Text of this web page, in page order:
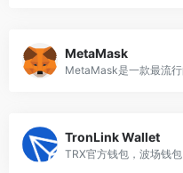
MetaMask
TronLink Wallet
TRX官方钱包，波场钱包